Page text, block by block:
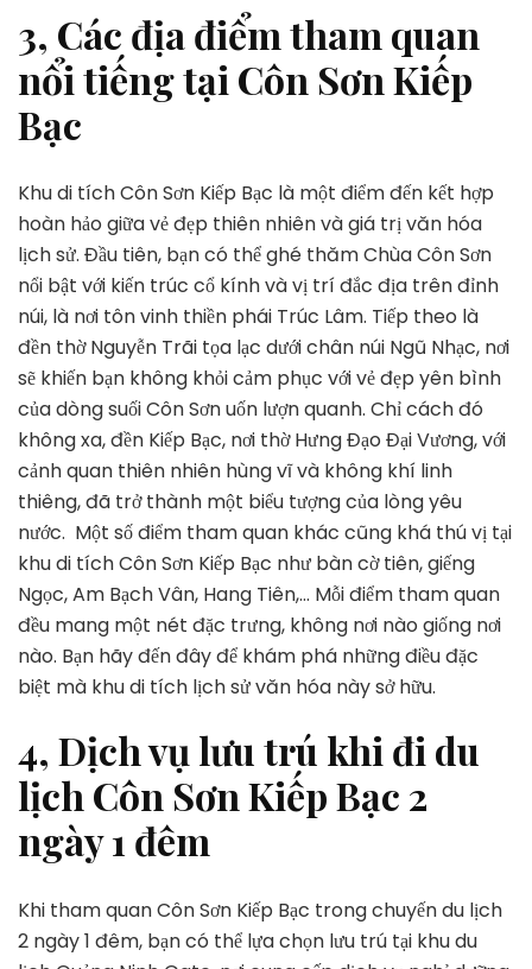
3, Các địa điểm tham quan
nổi tiếng tại Côn Sơn Kiếp
Bạc
Khu di tích Côn Sơn Kiếp Bạc là một điểm đến kết hợp
hoàn hảo giữa vẻ đẹp thiên nhiên và giá trị văn hóa
lịch sử. Đầu tiên, bạn có thể ghé thăm Chùa Côn Sơn
nổi bật với kiến trúc cổ kính và vị trí đắc địa trên đỉnh
núi, là nơi tôn vinh thiền phái Trúc Lâm. Tiếp theo là
đền thờ Nguyễn Trãi tọa lạc dưới chân núi Ngũ Nhạc, nơi
sẽ khiến bạn không khỏi cảm phục với vẻ đẹp yên bình
của dòng suối Côn Sơn uốn lượn quanh. Chỉ cách đó
không xa, đền Kiếp Bạc, nơi thờ Hưng Đạo Đại Vương, với
cảnh quan thiên nhiên hùng vĩ và không khí linh
thiêng, đã trở thành một biểu tượng của lòng yêu
nước. Một số điểm tham quan khác cũng khá thú vị tại
khu di tích Côn Sơn Kiếp Bạc như bàn cờ tiên, giếng
Ngọc, Am Bạch Vân, Hang Tiên,… Mỗi điểm tham quan
đều mang một nét đặc trưng, không nơi nào giống nơi
nào. Bạn hãy đến đây để khám phá những điều đặc
biệt mà khu di tích lịch sử văn hóa này sở hữu.
4, Dịch vụ lưu trú khi đi du
lịch Côn Sơn Kiếp Bạc 2
ngày 1 đêm
Khi tham quan Côn Sơn Kiếp Bạc trong chuyến du lịch
2 ngày 1 đêm, bạn có thể lựa chọn lưu trú tại khu du